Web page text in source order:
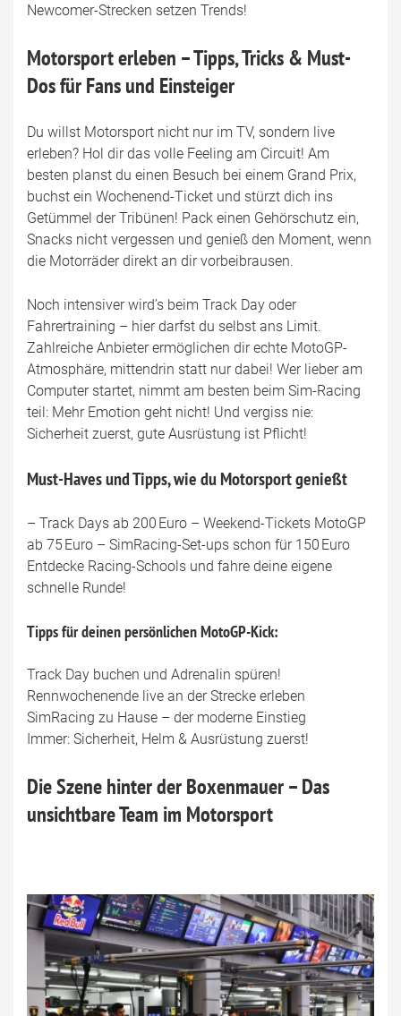
Newcomer-Strecken setzen Trends!
Motorsport erleben – Tipps, Tricks & Must-
Dos für Fans und Einsteiger
Du willst Motorsport nicht nur im TV, sondern live
erleben? Hol dir das volle Feeling am Circuit! Am
besten planst du einen Besuch bei einem Grand Prix,
buchst ein Wochenend-Ticket und stürzt dich ins
Getümmel der Tribünen! Pack einen Gehörschutz ein,
Snacks nicht vergessen und genieß den Moment, wenn
die Motorräder direkt an dir vorbeibrausen.
Noch intensiver wird’s beim Track Day oder
Fahrertraining – hier darfst du selbst ans Limit.
Zahlreiche Anbieter ermöglichen dir echte MotoGP-
Atmosphäre, mittendrin statt nur dabei! Wer lieber am
Computer startet, nimmt am besten beim Sim-Racing
teil: Mehr Emotion geht nicht! Und vergiss nie:
Sicherheit zuerst, gute Ausrüstung ist Pflicht!
Must-Haves und Tipps, wie du Motorsport genießt
– Track Days ab 200 Euro – Weekend-Tickets MotoGP
ab 75 Euro – SimRacing-Set-ups schon für 150 Euro
Entdecke Racing-Schools und fahre deine eigene
schnelle Runde!
Tipps für deinen persönlichen MotoGP-Kick:
Track Day buchen und Adrenalin spüren!
Rennwochenende live an der Strecke erleben
SimRacing zu Hause – der moderne Einstieg
Immer: Sicherheit, Helm & Ausrüstung zuerst!
Die Szene hinter der Boxenmauer – Das
unsichtbare Team im Motorsport